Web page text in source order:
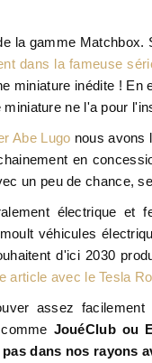
la gamme
dans la fameuse
miniature inédite ! En
ne l'a pour
Abe Lugo nous avons
en
un peu de chance,
électrique et
véhicules
d'ici 2030
article avec le Tesla
assez
JouéClub ou
dans nos rayons